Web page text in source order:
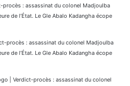
procès : assassinat du colonel Madjoulba
de l’État. Le Gle Abalo Kadangha écope
procès : assassinat du colonel Madjoulba
de l’État. Le Gle Abalo Kadangha écope
| Verdict-procès : assassinat du colonel